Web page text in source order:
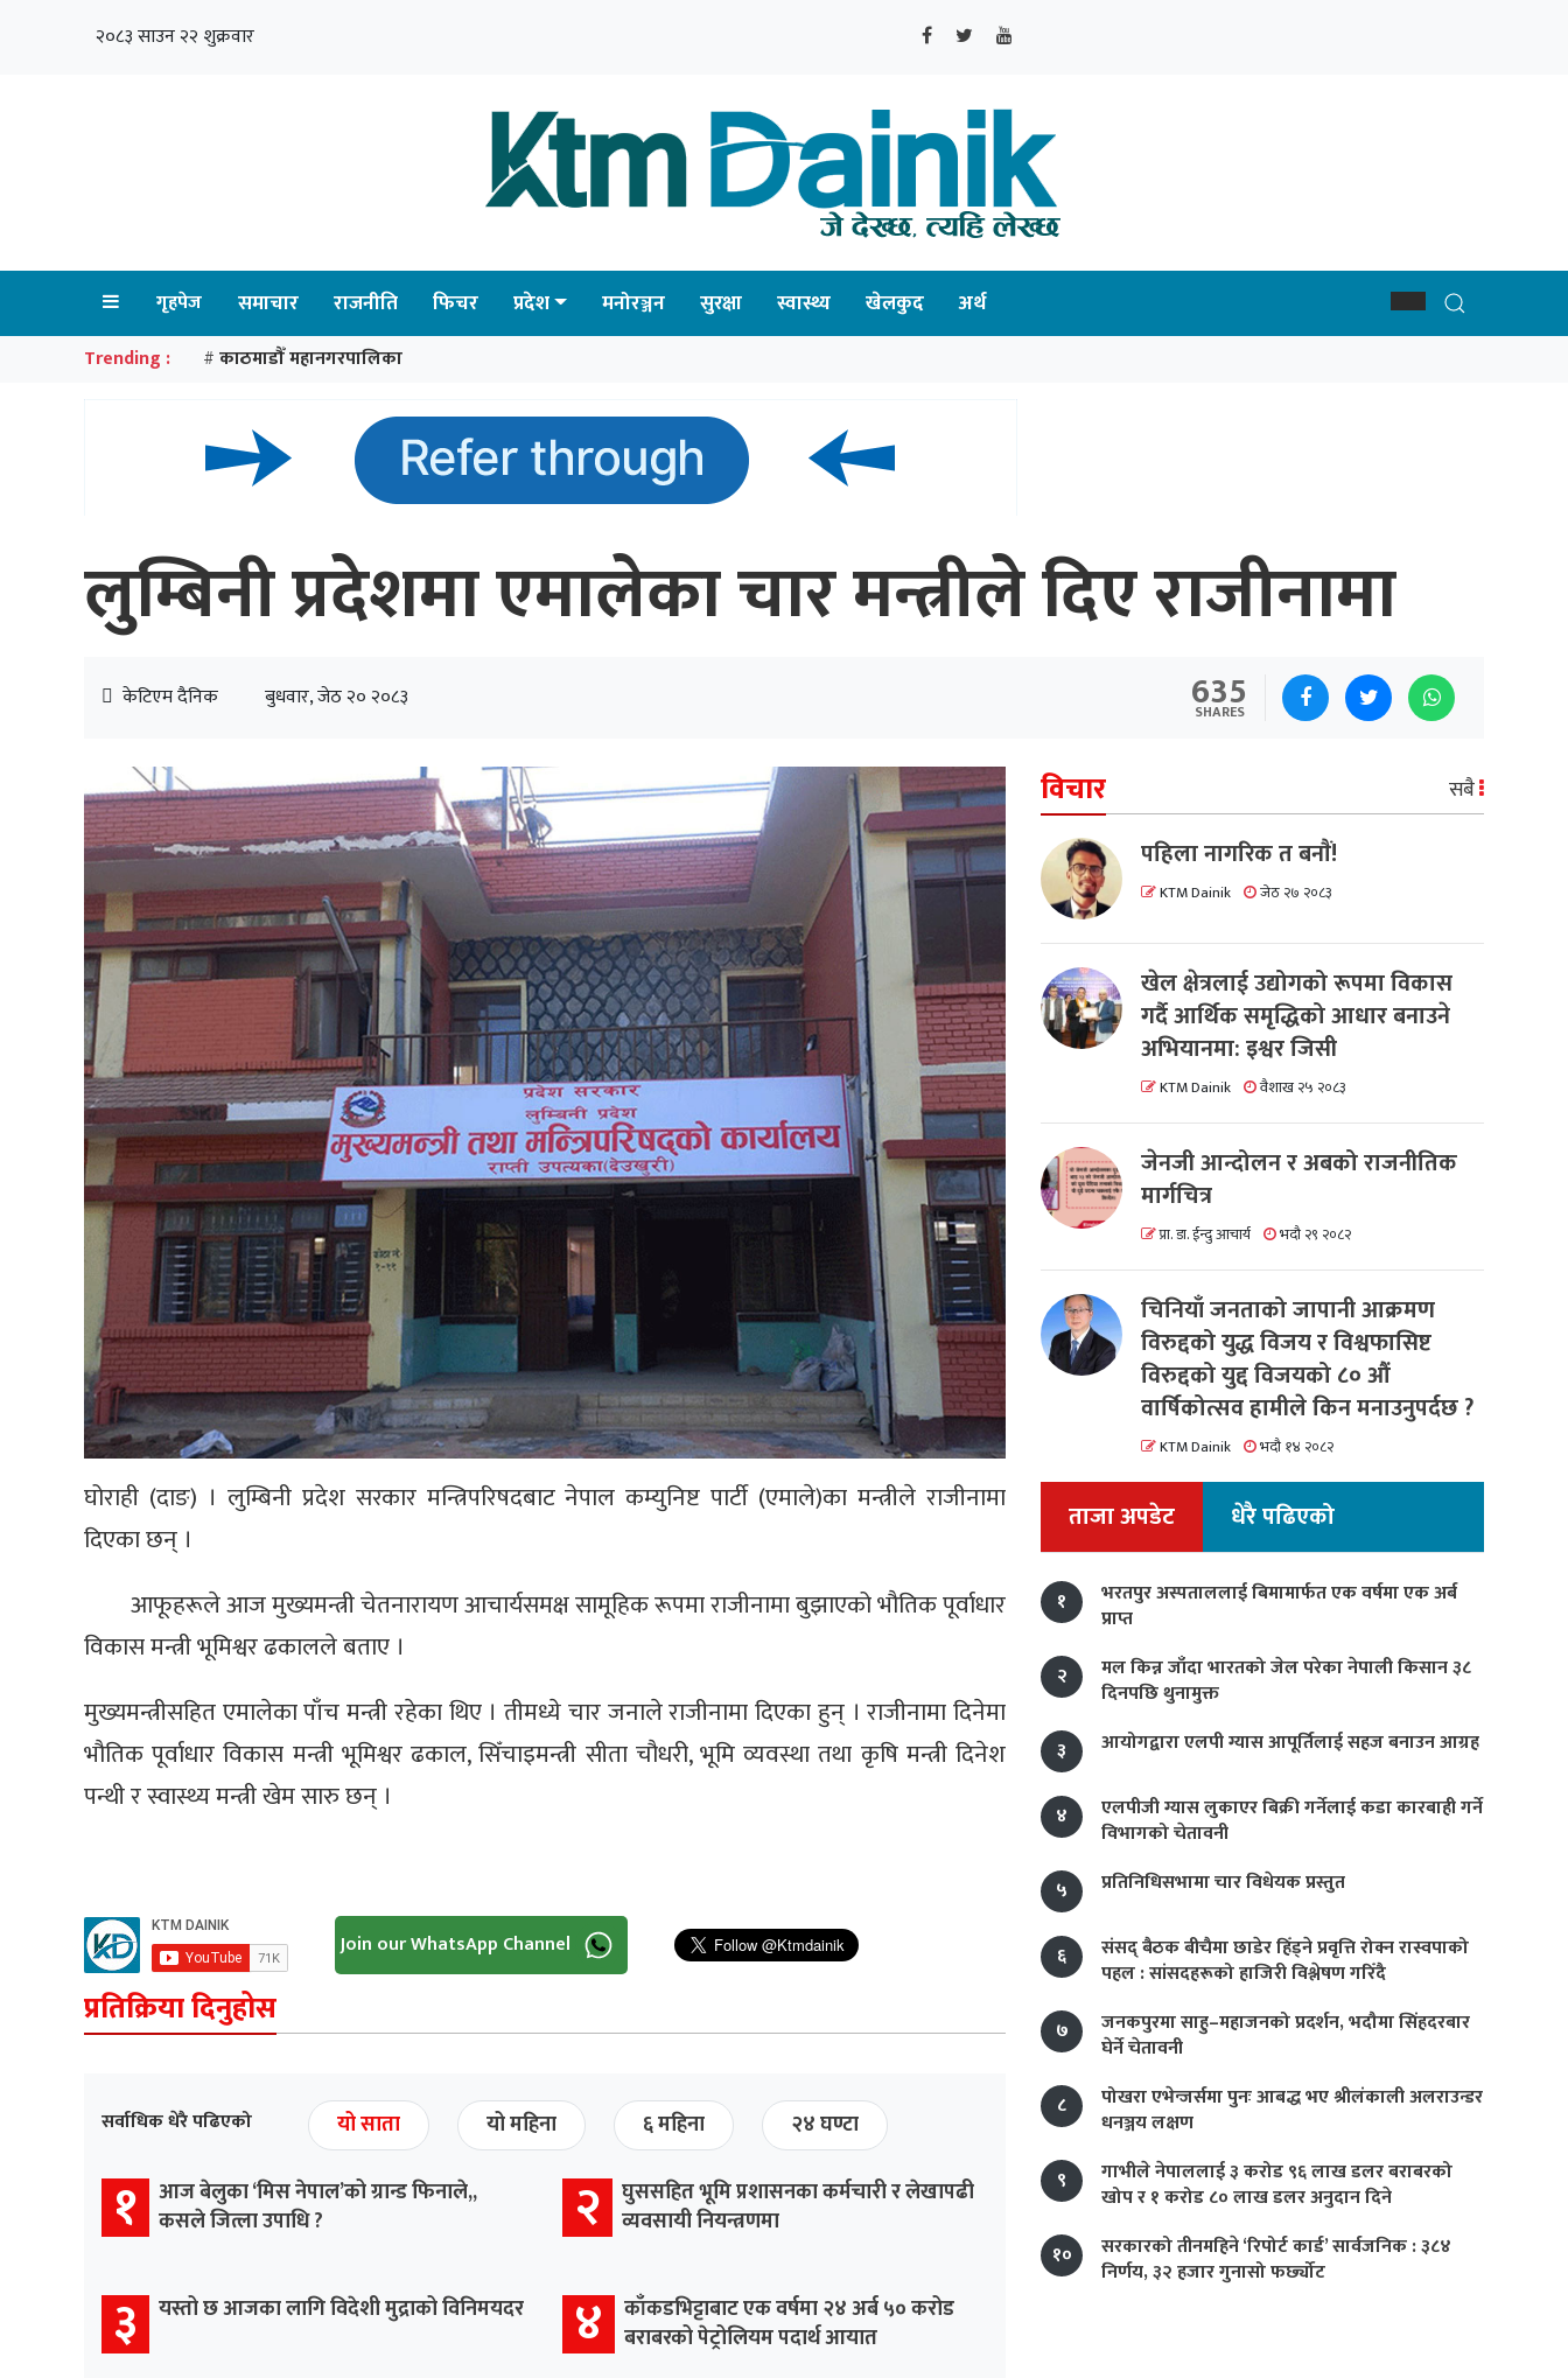
२०८३ साउन २२ शुक्रवार
गृहपेज समाचार राजनीति फिचर प्रदेश मनोरञ्जन सुरक्षा स्वास्थ्य खेलकुद अर्थ
Trending : # काठमाडौँ महानगरपालिका
लुम्बिनी प्रदेशमा एमालेका चार मन्त्रीले दिए राजीनामा
केटिएम दैनिक बुधवार, जेठ २० २०८३ 635
SHARES
घोराही (दाङ) । लुम्बिनी प्रदेश सरकार मन्त्रिपरिषदबाट नेपाल कम्युनिष्ट पार्टी (एमाले)का मन्त्रीले राजीनामा
दिएका छन् ।
आफूहरूले आज मुख्यमन्त्री चेतनारायण आचार्यसमक्ष सामूहिक रूपमा राजीनामा बुझाएको भौतिक पूर्वाधार
विकास मन्त्री भूमिश्वर ढकालले बताए ।
मुख्यमन्त्रीसहित एमालेका पाँच मन्त्री रहेका थिए । तीमध्ये चार जनाले राजीनामा दिएका हुन् । राजीनामा दिनेमा
भौतिक पूर्वाधार विकास मन्त्री भूमिश्वर ढकाल, सिँचाइमन्त्री सीता चौधरी, भूमि व्यवस्था तथा कृषि मन्त्री दिनेश
पन्थी र स्वास्थ्य मन्त्री खेम सारु छन् ।
Join our WhatsApp Channel
प्रतिक्रिया दिनुहोस
सर्वाधिक धेरै पढिएको यो साता यो महिना ६ महिना २४ घण्टा
१ आज बेलुका ‘मिस नेपाल’को ग्रान्ड फिनाले,,
कसले जित्ला उपाधि ?
२ घुससहित भूमि प्रशासनका कर्मचारी र लेखापढी
व्यवसायी नियन्त्रणमा
३ यस्तो छ आजका लागि विदेशी मुद्राको विनिमयदर ४ काँकडभिट्टाबाट एक वर्षमा २४ अर्ब ५० करोड
बराबरको पेट्रोलियम पदार्थ आयात
विचार सबै
पहिला नागरिक त बनाैं!
KTM Dainik जेठ २७ २०८३
खेल क्षेत्रलाई उद्योगको रूपमा विकास
गर्दै आर्थिक समृद्धिको आधार बनाउने
अभियानमा: इश्वर जिसी
KTM Dainik वैशाख २५ २०८३
जेनजी आन्दोलन र अबको राजनीतिक
मार्गचित्र
प्रा. डा. ईन्दु आचार्य भदौ २९ २०८२
चिनियाँ जनताको जापानी आक्रमण
विरुद्दको युद्ध विजय र विश्वफासिष्ट
विरुद्दको युद्द विजयको ८० औं
वार्षिकोत्सव हामीले किन मनाउनुपर्दछ ?
KTM Dainik भदौ १४ २०८२
ताजा अपडेट धेरै पढिएको
१
भरतपुर अस्पताललाई बिमामार्फत एक वर्षमा एक अर्ब
प्राप्त
२
मल किन्न जाँदा भारतको जेल परेका नेपाली किसान ३८
दिनपछि थुनामुक्त
३
आयोगद्वारा एलपी ग्यास आपूर्तिलाई सहज बनाउन आग्रह
४
एलपीजी ग्यास लुकाएर बिक्री गर्नेलाई कडा कारबाही गर्ने
विभागको चेतावनी
५
प्रतिनिधिसभामा चार विधेयक प्रस्तुत
६
संसद् बैठक बीचैमा छाडेर हिँड्ने प्रवृत्ति रोक्न रास्वपाको
पहल : सांसदहरूको हाजिरी विश्लेषण गरिँदै
७
जनकपुरमा साहु–महाजनको प्रदर्शन, भदौमा सिंहदरबार
घेर्ने चेतावनी
८
पोखरा एभेन्जर्समा पुनः आबद्ध भए श्रीलंकाली अलराउन्डर
धनञ्जय लक्षण
९
गाभीले नेपाललाई ३ करोड ९६ लाख डलर बराबरको
खोप र १ करोड ८० लाख डलर अनुदान दिने
१०
सरकारको तीनमहिने ‘रिपोर्ट कार्ड’ सार्वजनिक : ३८४
निर्णय, ३२ हजार गुनासो फर्छ्योट